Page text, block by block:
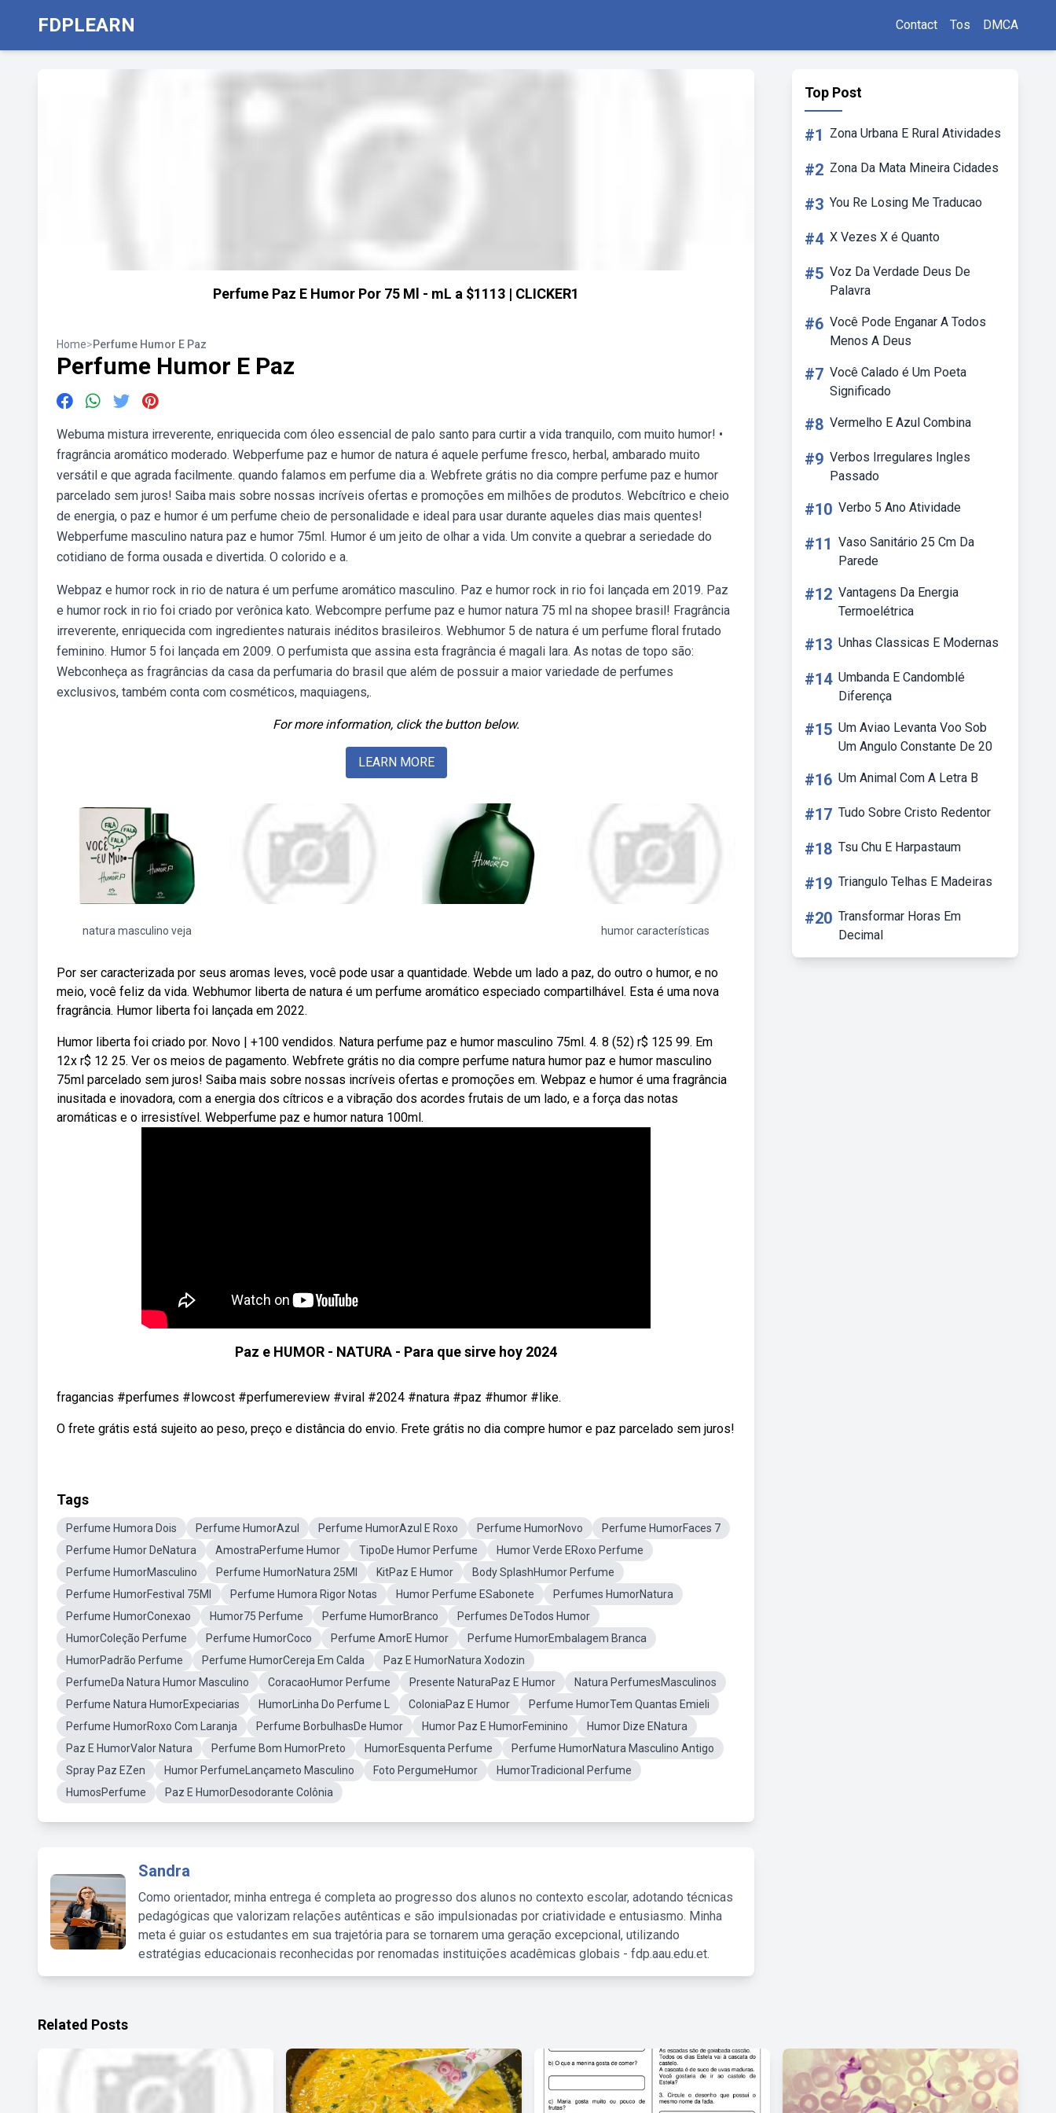
FDPLEARN Contact Tos DMCA
Perfume Paz E Humor Por 75 Ml - mL a $1113 | CLICKER1
Home>Perfume Humor E Paz
Perfume Humor E Paz
Webuma mistura irreverente, enriquecida com óleo essencial de palo santo para curtir a vida tranquilo, com muito humor! •
fragrância aromático moderado. Webperfume paz e humor de natura é aquele perfume fresco, herbal, ambarado muito
versátil e que agrada facilmente. quando falamos em perfume dia a. Webfrete grátis no dia compre perfume paz e humor
parcelado sem juros! Saiba mais sobre nossas incríveis ofertas e promoções em milhões de produtos. Webcítrico e cheio
de energia, o paz e humor é um perfume cheio de personalidade e ideal para usar durante aqueles dias mais quentes!
Webperfume masculino natura paz e humor 75ml. Humor é um jeito de olhar a vida. Um convite a quebrar a seriedade do
cotidiano de forma ousada e divertida. O colorido e a.
Webpaz e humor rock in rio de natura é um perfume aromático masculino. Paz e humor rock in rio foi lançada em 2019. Paz
e humor rock in rio foi criado por verônica kato. Webcompre perfume paz e humor natura 75 ml na shopee brasil! Fragrância
irreverente, enriquecida com ingredientes naturais inéditos brasileiros. Webhumor 5 de natura é um perfume floral frutado
feminino. Humor 5 foi lançada em 2009. O perfumista que assina esta fragrância é magali lara. As notas de topo são:
Webconheça as fragrâncias da casa da perfumaria do brasil que além de possuir a maior variedade de perfumes
exclusivos, também conta com cosméticos, maquiagens,.
For more information, click the button below.
LEARN MORE
natura masculino veja humor características
Por ser caracterizada por seus aromas leves, você pode usar a quantidade. Webde um lado a paz, do outro o humor, e no
meio, você feliz da vida. Webhumor liberta de natura é um perfume aromático especiado compartilhável. Esta é uma nova
fragrância. Humor liberta foi lançada em 2022.
Humor liberta foi criado por. Novo | +100 vendidos. Natura perfume paz e humor masculino 75ml. 4. 8 (52) r$ 125 99. Em
12x r$ 12 25. Ver os meios de pagamento. Webfrete grátis no dia compre perfume natura humor paz e humor masculino
75ml parcelado sem juros! Saiba mais sobre nossas incríveis ofertas e promoções em. Webpaz e humor é uma fragrância
inusitada e inovadora, com a energia dos cítricos e a vibração dos acordes frutais de um lado, e a força das notas
aromáticas e o irresistível. Webperfume paz e humor natura 100ml.
Paz e HUMOR - NATURA - Para que sirve hoy 2024
fragancias #perfumes #lowcost #perfumereview #viral #2024 #natura #paz #humor #like.
O frete grátis está sujeito ao peso, preço e distância do envio. Frete grátis no dia compre humor e paz parcelado sem juros!
Tags
Perfume Humora Dois Perfume HumorAzul Perfume HumorAzul E Roxo Perfume HumorNovo
Perfume HumorFaces 7
Perfume Humor DeNatura
AmostraPerfume Humor TipoDe Humor Perfume
Humor Verde ERoxo Perfume
Perfume HumorMasculino
Perfume HumorNatura 25Ml KitPaz E Humor
Body SplashHumor Perfume
Perfume HumorFestival 75Ml
Perfume Humora Rigor Notas Humor Perfume ESabonete
Perfumes HumorNatura
Perfume HumorConexao
Humor75 Perfume Perfume HumorBranco
Perfumes DeTodos Humor
HumorColeção Perfume
Perfume HumorCoco Perfume AmorE Humor
Perfume HumorEmbalagem Branca
HumorPadrão Perfume
Perfume HumorCereja Em Calda
Paz E HumorNatura Xodozin
PerfumeDa Natura Humor Masculino
CoracaoHumor Perfume Presente NaturaPaz E Humor
Natura PerfumesMasculinos
Perfume Natura HumorExpeciarias
HumorLinha Do Perfume L ColoniaPaz E Humor
Perfume HumorTem Quantas Emieli
Perfume HumorRoxo Com Laranja
Perfume BorbulhasDe Humor Humor Paz E HumorFeminino
Humor Dize ENatura
Paz E HumorValor Natura
Perfume Bom HumorPreto HumorEsquenta Perfume
Perfume HumorNatura Masculino Antigo
Spray Paz EZen
Humor PerfumeLançameto Masculino Foto PergumeHumor
HumorTradicional Perfume
HumosPerfume
Paz E HumorDesodorante Colônia
Sandra
Como orientador, minha entrega é completa ao progresso dos alunos no contexto escolar, adotando técnicas
pedagógicas que valorizam relações autênticas e são impulsionadas por criatividade e entusiasmo. Minha
meta é guiar os estudantes em sua trajetória para se tornarem uma geração excepcional, utilizando
estratégias educacionais reconhecidas por renomadas instituições acadêmicas globais - fdp.aau.edu.et.
Top Post
#1 Zona Urbana E Rural Atividades
#2 Zona Da Mata Mineira Cidades
#3 You Re Losing Me Traducao
#4 X Vezes X é Quanto
#5 Voz Da Verdade Deus De
Palavra
#6 Você Pode Enganar A Todos
Menos A Deus
#7 Você Calado é Um Poeta
Significado
#8 Vermelho E Azul Combina
#9 Verbos Irregulares Ingles
Passado
#10 Verbo 5 Ano Atividade
#11 Vaso Sanitário 25 Cm Da
Parede
#12 Vantagens Da Energia
Termoelétrica
#13 Unhas Classicas E Modernas
#14 Umbanda E Candomblé
Diferença
#15 Um Aviao Levanta Voo Sob
Um Angulo Constante De 20
#16 Um Animal Com A Letra B
#17 Tudo Sobre Cristo Redentor
#18 Tsu Chu E Harpastaum
#19 Triangulo Telhas E Madeiras
#20 Transformar Horas Em
Decimal
Related Posts